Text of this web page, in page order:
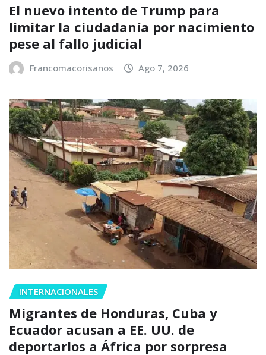
El nuevo intento de Trump para
limitar la ciudadanía por nacimiento
pese al fallo judicial
Francomacorisanos Ago 7, 2026
INTERNACIONALES
Migrantes de Honduras, Cuba y
Ecuador acusan a EE. UU. de
deportarlos a África por sorpresa